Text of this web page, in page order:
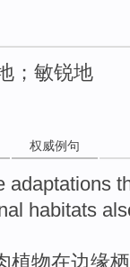
；敏锐地
权威例句
adaptations
habitats
植物在边缘